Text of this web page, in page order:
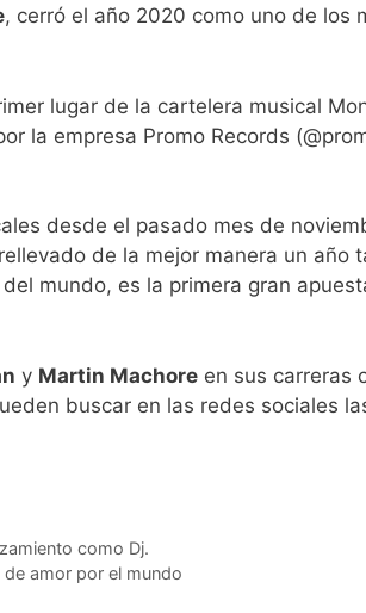
, cerró el año 2020 como uno de los
lugar de la cartelera musical
la empresa Promo Records
desde el pasado mes de
de la mejor manera un año
mundo, es la primera gran
y Martin Machore en sus carreras
buscar en las redes sociales
como Dj.
de amor por el mundo